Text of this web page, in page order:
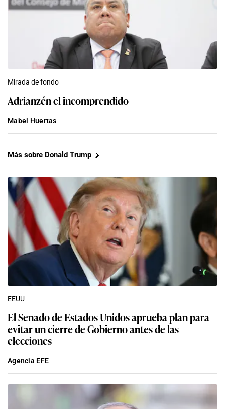
Mirada de fondo
Adrianzén el incomprendido
Mabel Huertas
Más sobre Donald Trump
EEUU
El Senado de Estados Unidos aprueba plan para
evitar un cierre de Gobierno antes de las
elecciones
Agencia EFE